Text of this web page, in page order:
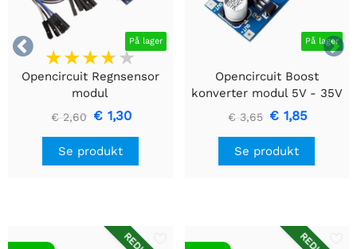

 På lager
Opencircuit Regnsensor
modul
€ 2,60 € 1,30
Se produkt
På lager
Opencircuit Boost
konverter modul 5V - 35V
XL6009
€ 3,65 € 1,85
Se produkt